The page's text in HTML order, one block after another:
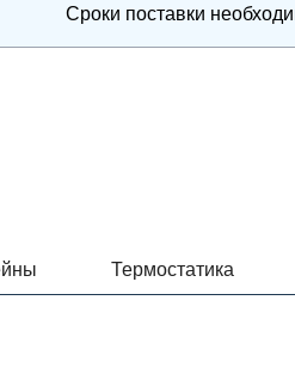
Сроки поставки
Термостатика